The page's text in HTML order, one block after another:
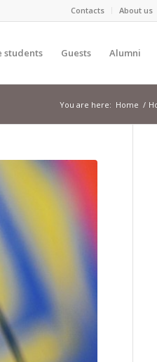
Contacts About us
students Guests Alumni
You are here: Home /